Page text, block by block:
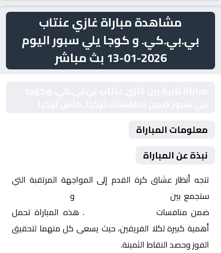
مشاهدة مباراة غازي عنتاب
بي.بي.كي. و كوجا يلي سبور اليوم
2026-01-13 بث مباشر
معلومات المباراة
نبذة عن المباراة
تتجه أنظار عشاق كرة القدم إلى المواجهة المرتقبة التي
ستجمع بين
و
ضمن منافسات
. هذه المباراة تحمل
أهمية كبيرة لكلا الفريقين، حيث يسعى كل منهما لتحقيق
الفوز وحصد النقاط الثمينة.